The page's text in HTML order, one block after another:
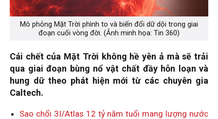
Mô phỏng Mặt Trời phình to và biến đổi dữ dội trong giai
đoạn cuối vòng đời. (Ảnh minh họa: Tin 360)
Cái chết của Mặt Trời không hề yên ả mà sẽ trải
qua giai đoạn bùng nổ vật chất đầy hỗn loạn và
hung dữ theo phát hiện mới từ các chuyên gia
Caltech.
Sao chổi 3I/Atlas 12 tỷ năm tuổi mang lượng nước